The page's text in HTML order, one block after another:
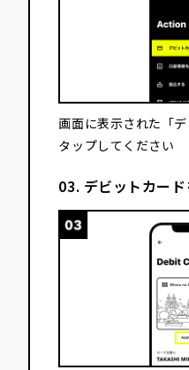
画面に表示された「
タップしてください
03. デビットカー